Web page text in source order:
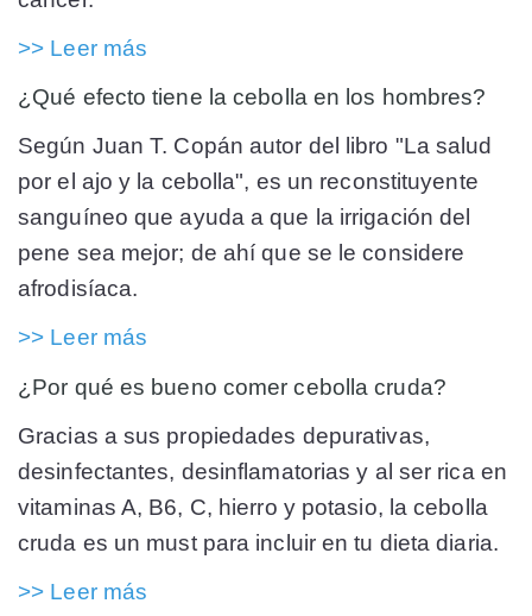
>> Leer más
¿Qué efecto tiene la cebolla en los hombres?
Según Juan T. Copán autor del libro "La salud
por el ajo y la cebolla", es un reconstituyente
sanguíneo que ayuda a que la irrigación del
pene sea mejor; de ahí que se le considere
afrodisíaca.
>> Leer más
¿Por qué es bueno comer cebolla cruda?
Gracias a sus propiedades depurativas,
desinfectantes, desinflamatorias y al ser rica en
vitaminas A, B6, C, hierro y potasio, la cebolla
cruda es un must para incluir en tu dieta diaria.
>> Leer más